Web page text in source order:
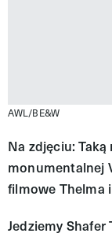
AWL/BE&W
Na zdjęciu:
monumentalnej
filmowe Thelma
Jedziemy